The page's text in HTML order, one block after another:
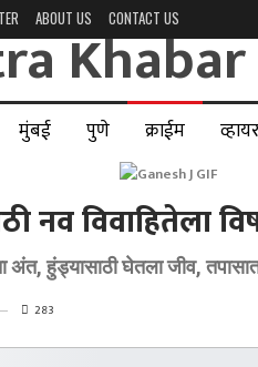
ABOUT US CONTACT US
मुंबई पुणे क्राईम
नव विवाहितेला
अंत, हुंड्यासाठी घेतला जीव,
283